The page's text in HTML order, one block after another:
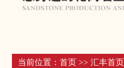
当前位置： 首页 >> 汇丰首页